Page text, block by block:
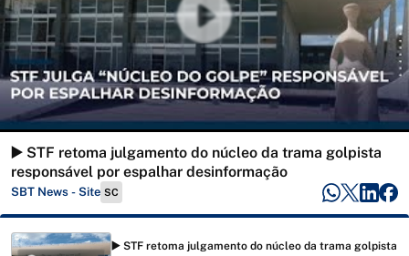
▶️ STF retoma julgamento do núcleo da trama golpista
responsável por espalhar desinformação
SBT News - Site SC
▶️ STF retoma julgamento do núcleo da trama golpista